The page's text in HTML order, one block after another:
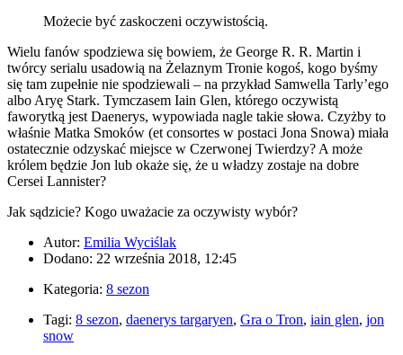
Możecie być zaskoczeni oczywistością.
Wielu fanów spodziewa się bowiem, że George R. R. Martin i
twórcy serialu usadowią na Żelaznym Tronie kogoś, kogo byśmy
się tam zupełnie nie spodziewali – na przykład Samwella Tarly’ego
albo Aryę Stark. Tymczasem Iain Glen, którego oczywistą
faworytką jest Daenerys, wypowiada nagle takie słowa. Czyżby to
właśnie Matka Smoków (et consortes w postaci Jona Snowa) miała
ostatecznie odzyskać miejsce w Czerwonej Twierdzy? A może
królem będzie Jon lub okaże się, że u władzy zostaje na dobre
Cersei Lannister?
Jak sądzicie? Kogo uważacie za oczywisty wybór?
Autor: Emilia Wyciślak
Dodano: 22 września 2018, 12:45
Kategoria: 8 sezon
Tagi: 8 sezon, daenerys targaryen, Gra o Tron, iain glen, jon
snow